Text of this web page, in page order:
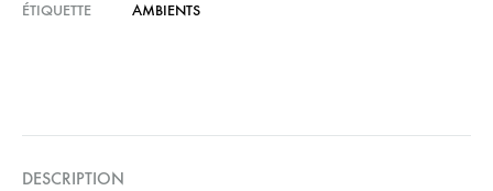
ÉTIQUETTE
AMBIENTS
DESCRIPTION